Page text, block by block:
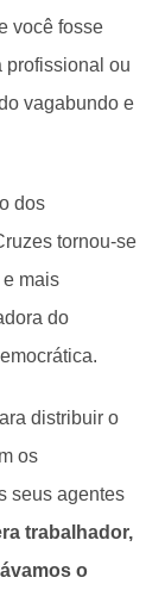
você fosse
profissional ou
vagabundo e
dos
tornou-se
mais
do
distribuir o
os
seus agentes
trabalhador,
o